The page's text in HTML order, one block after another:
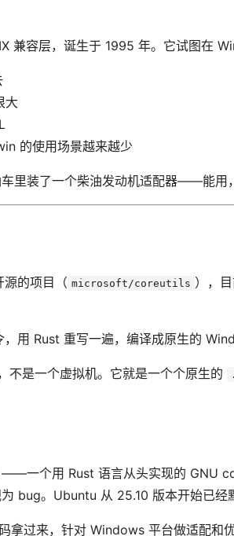
兼容层，诞生于 1995 年。它试图在
大
的使用场景越来越少
里装了一个柴油发动机适配器——能用
的项目（ microsoft/coreutils ），
用 Rust 重写一遍，编译成原生的
不是一个虚拟机。它就是一个个原生的
一个用 Rust 语言从头实现的 GNU
bug。Ubuntu 从 25.10 版本开始已经
拿过来，针对 Windows 平台做适配和